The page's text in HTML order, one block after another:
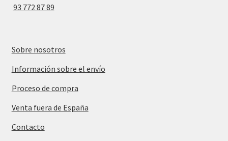
93 772 87 89
Sobre nosotros
Información sobre el envío
Proceso de compra
Venta fuera de España
Contacto